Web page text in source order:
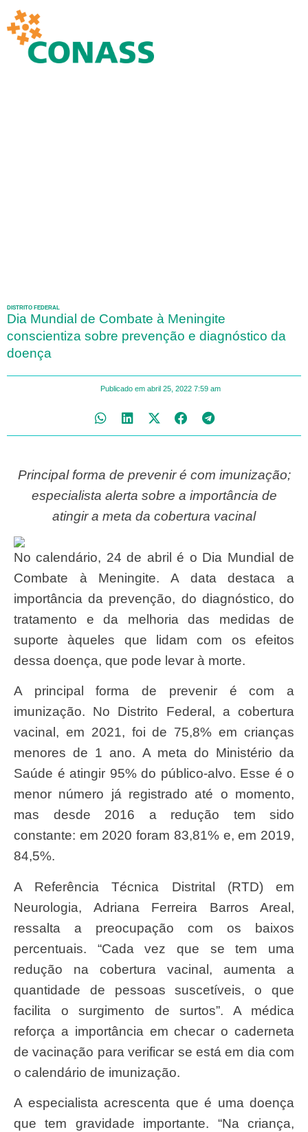
DISTRITO FEDERAL
Dia Mundial de Combate à Meningite
conscientiza sobre prevenção e diagnóstico da
doença
Publicado em abril 25, 2022 7:59 am
Principal forma de prevenir é com imunização;
especialista alerta sobre a importância de
atingir a meta da cobertura vacinal
No calendário, 24 de abril é o Dia Mundial de
Combate à Meningite. A data destaca a
importância da prevenção, do diagnóstico, do
tratamento e da melhoria das medidas de
suporte àqueles que lidam com os efeitos
dessa doença, que pode levar à morte.
A principal forma de prevenir é com a
imunização. No Distrito Federal, a cobertura
vacinal, em 2021, foi de 75,8% em crianças
menores de 1 ano. A meta do Ministério da
Saúde é atingir 95% do público-alvo. Esse é o
menor número já registrado até o momento,
mas desde 2016 a redução tem sido
constante: em 2020 foram 83,81% e, em 2019,
84,5%.
A Referência Técnica Distrital (RTD) em
Neurologia, Adriana Ferreira Barros Areal,
ressalta a preocupação com os baixos
percentuais. “Cada vez que se tem uma
redução na cobertura vacinal, aumenta a
quantidade de pessoas suscetíveis, o que
facilita o surgimento de surtos”. A médica
reforça a importância em checar o caderneta
de vacinação para verificar se está em dia com
o calendário de imunização.
A especialista acrescenta que é uma doença
que tem gravidade importante. “Na criança,